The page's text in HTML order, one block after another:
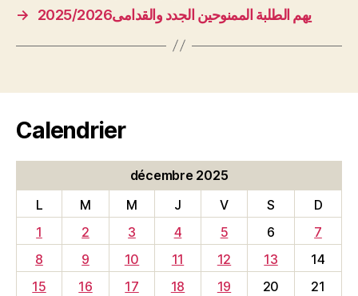
→
2025/2026يهم الطلبة الممنوحين الجدد والقدامى
Calendrier
décembre 2025
L
M M J V S
D
1
2 3 4 5 6
7
8
9 10 11 12 13
14
15
16 17 18 19 20
21